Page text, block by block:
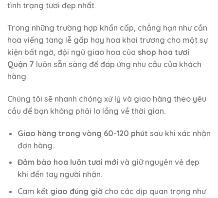
tình trạng tươi đẹp nhất.
Trong những trường hợp khẩn cấp, chẳng hạn như cần
hoa viếng tang lễ gấp hay hoa khai trương cho một sự
kiện bất ngờ, đội ngũ giao hoa của shop hoa tươi
Quận 7 luôn sẵn sàng để đáp ứng nhu cầu của khách
hàng.
Chúng tôi sẽ nhanh chóng xử lý và giao hàng theo yêu
cầu để bạn không phải lo lắng về thời gian.
Giao hàng trong vòng 60-120 phút sau khi xác nhận
đơn hàng.
Đảm bảo hoa luôn tươi mới và giữ nguyên vẻ đẹp
khi đến tay người nhận.
Cam kết giao đúng giờcho các dịp quan trọng như